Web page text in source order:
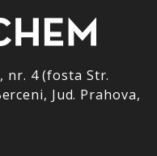
nr. 4 (fosta Str.
Jud. Prahova,